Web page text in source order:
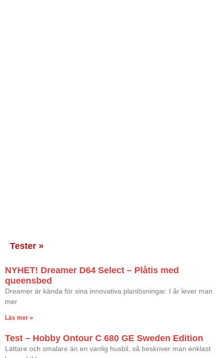
Tester »
NYHET! Dreamer D64 Select – Plåtis med
queensbed
Dreamer är kända för sina innovativa planlösningar. I år lever man
mer
Läs mer »
Test – Hobby Ontour C 680 GE Sweden Edition
Lättare och smalare än en vanlig husbil, så beskriver man enklast